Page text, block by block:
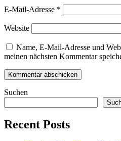
E-Mail-Adresse *
Website
Name, E-Mail-Adresse und
meinen nächsten Kommentar
Suchen
Recent Posts